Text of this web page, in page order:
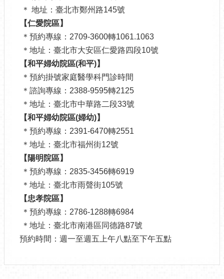
＊ 地址：臺北市鄭州路145號
【仁愛院區】
＊預約專線：2709-3600轉1061.1063
＊地址：臺北市大安區仁愛路四段10號
【和平婦幼院區(和平)】
＊預約掛號家庭醫學科門診時間
＊諮詢專線：2388-9595轉2125
＊地址：臺北市中華路二段33號
【和平婦幼院區(婦幼)】
＊預約專線：2391-6470轉2551
＊地址：臺北市福州街12號
【陽明院區】
＊預約專線：2835-3456轉6919
＊地址：臺北市雨聲街105號
【忠孝院區】
＊預約專線：2786-1288轉6984
＊地址：臺北市南港區同德路87號
預約時間：週一至週五上午八點至下午五點